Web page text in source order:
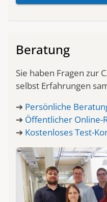
Beratung
Sie haben Fragen zur
selbst Erfahrungen
➔ Persönliche
➔ Öffentlicher Online-
➔ Kostenloses Test-